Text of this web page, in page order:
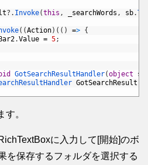
? . Invoke(this , _searchWords , sb.
( (Action) ( ( ) => {
.Value = 5;
GotSearchResultHandler(object
GotSearchResult
。
に入力して[開始]のボ
を保存するフォルダを選択する